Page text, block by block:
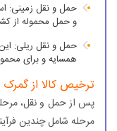
حمل ‌و نقل زمینی:
و حمل محموله از
حمل‌ و نقل ریلی:
همسایه و برای
ترخیص کالا از گمرک
پس از حمل ‌و نقل،
مرحله شامل چندین